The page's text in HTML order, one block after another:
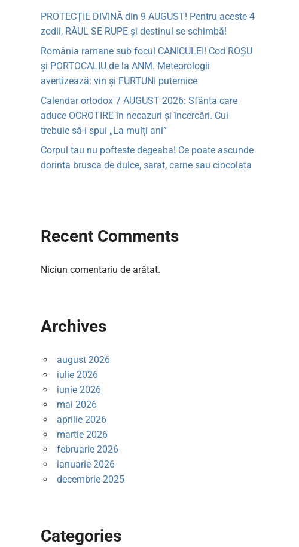
PROTECȚIE DIVINĂ din 9 AUGUST! Pentru aceste 4
zodii, RĂUL SE RUPE și destinul se schimbă!
România ramane sub focul CANICULEI! Cod ROȘU
și PORTOCALIU de la ANM. Meteorologii
avertizează: vin și FURTUNI puternice
Calendar ortodox 7 AUGUST 2026: Sfânta care
aduce OCROTIRE în necazuri și încercări. Cui
trebuie să-i spui „La mulți ani”
Corpul tau nu pofteste degeaba! Ce poate ascunde
dorinta brusca de dulce, sarat, carne sau ciocolata
Recent Comments
Niciun comentariu de arătat.
Archives
august 2026
iulie 2026
iunie 2026
mai 2026
aprilie 2026
martie 2026
februarie 2026
ianuarie 2026
decembrie 2025
Categories